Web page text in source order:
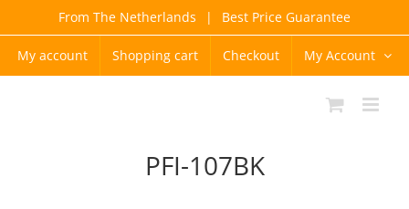
content
From The Netherlands | Best Price Guarantee
My account Shopping cart Checkout My Account
PFI-107BK